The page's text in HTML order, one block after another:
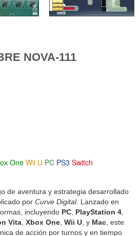
NOVA-111
One Wii U PC PS3 Switch
de aventura y estrategia desarrollado
porCurve Digital. Lanzado en
incluyendo PC, PlayStation 4,
Vita,Xbox One,Wii U, y Mac, este
de acción por turnos y en tiempo